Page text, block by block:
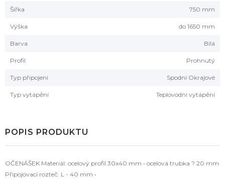
Šířka 750 mm
Výška do 1650 mm
Barva Bílá
Profil Prohnutý
Typ připojení Spodní Okrajové
Typ vytápění Teplovodní vytápění
POPIS PRODUKTU
OČENÁŠEK Materiál: ocelový profil 30x40 mm • ocelová trubka ? 20 mm
Připojovací rozteč: L - 40 mm •